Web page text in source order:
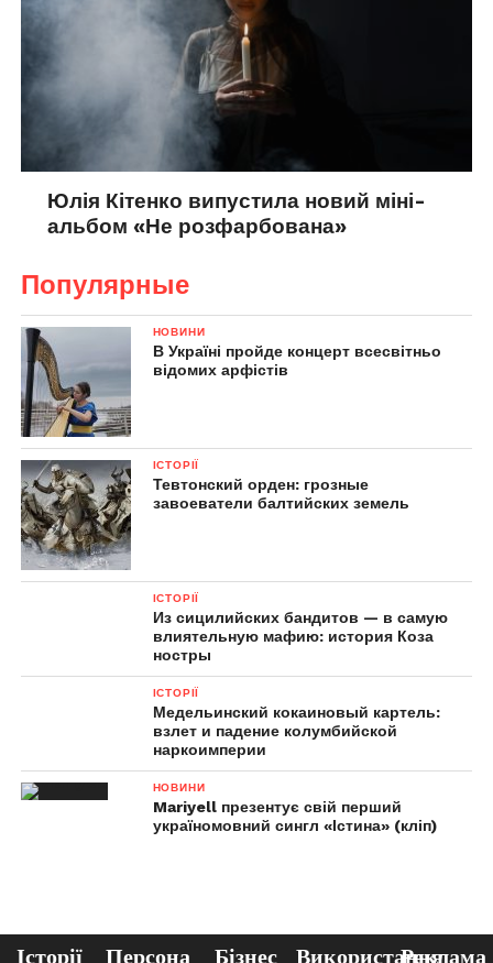
Юлія Кітенко випустила новий міні-
альбом «Не розфарбована»
Популярные
НОВИНИ
В Україні пройде концерт всесвітньо
відомих арфістів
ІСТОРІЇ
Тевтонский орден: грозные
завоеватели балтийских земель
ІСТОРІЇ
Из сицилийских бандитов — в самую
влиятельную мафию: история Коза
ностры
ІСТОРІЇ
Медельинский кокаиновый картель:
взлет и падение колумбийской
наркоимперии
НОВИНИ
Mariyell презентує свій перший
україномовний сингл «Істина» (кліп)
Історії Персона Бізнес ВикористанняРеклама